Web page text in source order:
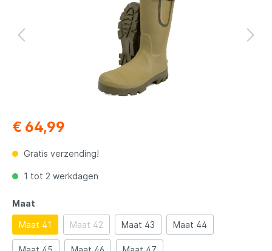
€ 64,99
Gratis verzending!
1 tot 2 werkdagen
Maat
Maat 41 Maat 42 Maat 43 Maat 44